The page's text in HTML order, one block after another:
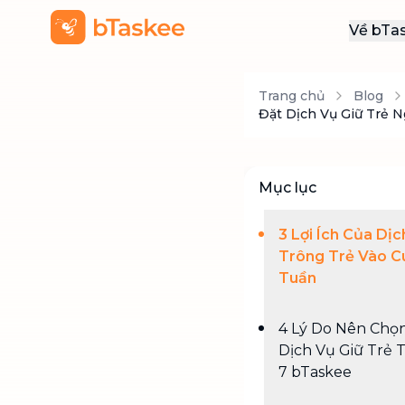
Về
Trang chủ Blog
Đặt Dịch Vụ Giữ Trẻ
Mục lục
3 Lợi Ích Của
Trông Trẻ Vào
Tuần
4 Lý Do Nên
Dịch Vụ Giữ Trẻ
7 bTaskee